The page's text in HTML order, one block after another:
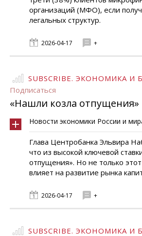
организаций (МФО), если
легальных структур.
2026-04-17 +
SUBSCRIBE. ЭКОНОМИКА И
Подписаться
«Нашли козла отпущения»
Новости экономики России и
Глава Центробанка Эльвира
что из высокой ключевой
отпущения». Но не только этот
влияет на развитие рынка
2026-04-17 +
SUBSCRIBE. ЭКОНОМИКА И